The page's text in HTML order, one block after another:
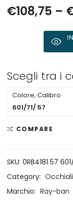
€108,75 –
Scegli tra i
Colore, Calibro
601/71/ 57
COMPARE
SKU:0RB4181 57
Category:
Marchio: Ray-ban